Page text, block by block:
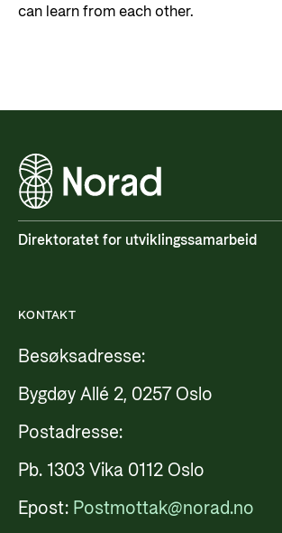
can learn from each other.
Direktoratet for utviklingssamarbeid
KONTAKT
Besøksadresse:
Bygdøy Allé 2, 0257 Oslo
Postadresse:
Pb. 1303 Vika 0112 Oslo
Epost: Postmottak@norad.no